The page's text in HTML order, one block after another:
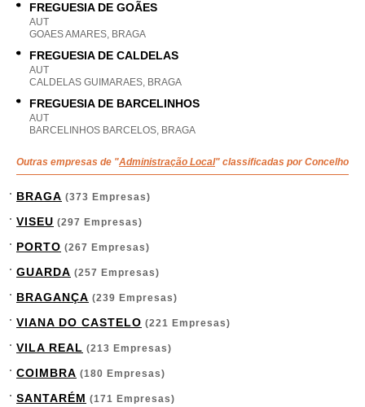
FREGUESIA DE GOÃES
AUT
GOAES AMARES, BRAGA
FREGUESIA DE CALDELAS
AUT
CALDELAS GUIMARAES, BRAGA
FREGUESIA DE BARCELINHOS
AUT
BARCELINHOS BARCELOS, BRAGA
Outras empresas de "Administração Local" classificadas por Concelho
BRAGA (373 Empresas)
VISEU (297 Empresas)
PORTO (267 Empresas)
GUARDA (257 Empresas)
BRAGANÇA (239 Empresas)
VIANA DO CASTELO (221 Empresas)
VILA REAL (213 Empresas)
COIMBRA (180 Empresas)
SANTARÉM (171 Empresas)